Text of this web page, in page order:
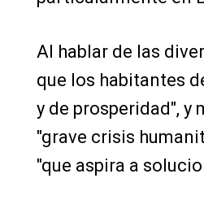
Al hablar de las
que los habitantes
y de prosperidad", y
"grave crisis
"que aspira a